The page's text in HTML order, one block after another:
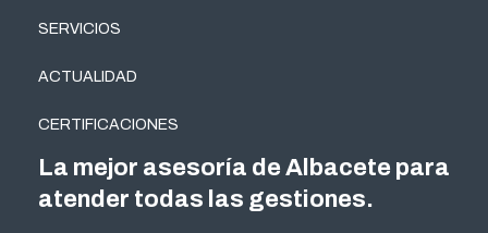
SERVICIOS
ACTUALIDAD
CERTIFICACIONES
La mejor asesoría de Albacete para
atender todas las gestiones.